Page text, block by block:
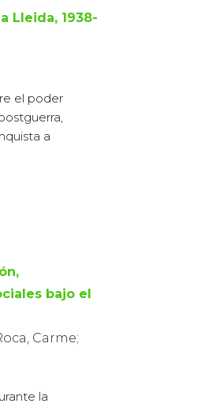
Lleida, 1938-
el poder
a
bajo el
Carme;
la